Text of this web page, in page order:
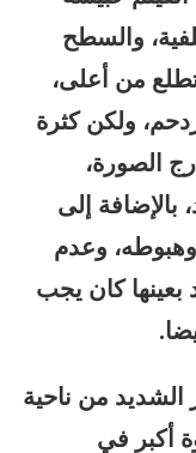
والسطح
من أعلى،
ولكن كثرة
الصورة،
إلى
وهبوطه، وعدم
كان يجب
من ناحية
أكبر في